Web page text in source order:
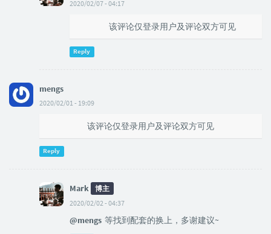
2020/02/07 - 04:17
该评论仅登录用户及评论双方可见
Reply
mengs
2020/02/01 - 19:09
该评论仅登录用户及评论双方可见
Reply
Mark
博主
2020/02/02 - 04:37
@mengs 等找到配套的换上，多谢建议~